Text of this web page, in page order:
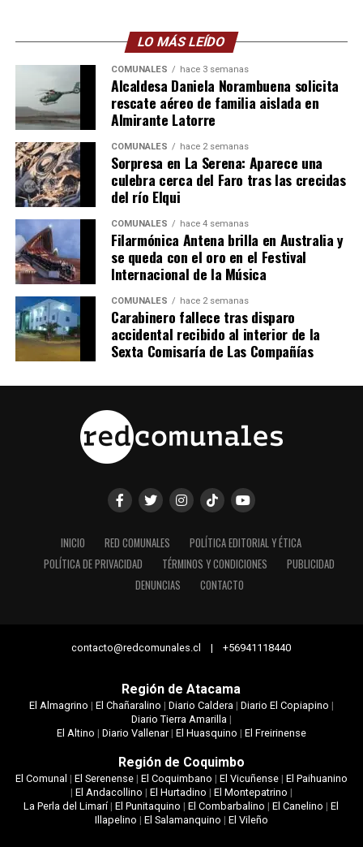
LO MÁS LEÍDO
COMUNALES hace 3 semanas
Alcaldesa Daniela Norambuena solicita
rescate aéreo de familia aislada en
Almirante Latorre
COMUNALES hace 2 semanas
Sorpresa en La Serena: Aparece una
culebra cerca del Faro tras las crecidas
del río Elqui
COMUNALES hace 4 semanas
Filarmónica Antena brilla en Australia y
se queda con el oro en el Festival
Internacional de la Música
COMUNALES hace 2 semanas
Carabinero fallece tras disparo
accidental recibido al interior de la
Sexta Comisaría de Las Compañías
INICIO RED COMUNALES
POLÍTICA EDITORIAL Y ÉTICA
POLÍTICA DE PRIVACIDAD
TÉRMINOS Y CONDICIONES
PUBLICIDAD
DENUNCIAS
CONTACTO
contacto@redcomunales.cl | +56941118440
Región de Atacama
El Almagrino | El Chañaralino | Diario Caldera| Diario El Copiapino |
Diario Tierra Amarilla|
El Altino | Diario Vallenar| El Huasquino | El Freirinense
Región de Coquimbo
El Comunal | El Serenense| El Coquimbano | El Vicuñense| El Paihuanino
| El Andacollino | El Hurtadino | El Montepatrino |
La Perla del Limarí|El Punitaquino |El Combarbalino |El Canelino |El
Illapelino | El Salamanquino | El Vileño